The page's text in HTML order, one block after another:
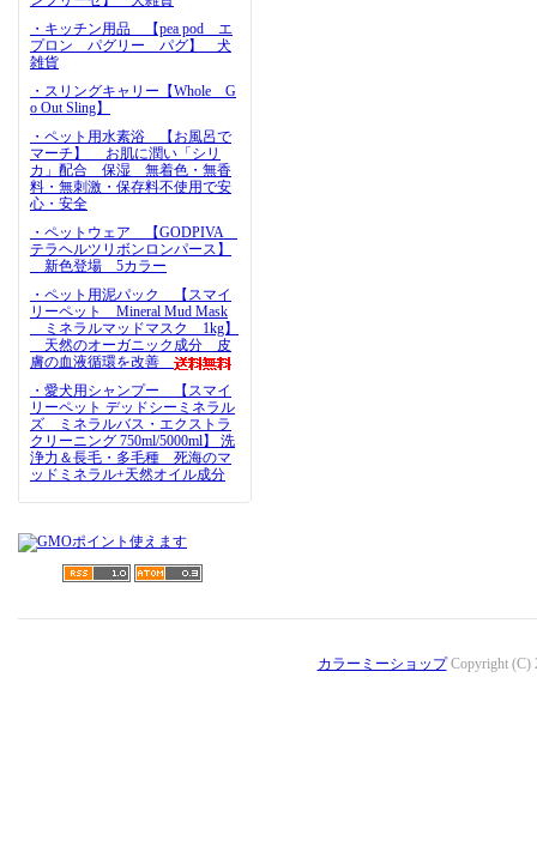
・キッチン用品 【pea pod エ
プロン パグリー パグ】 犬
雑貨
・スリングキャリー【Whole G
o Out Sling】
・ペット用水素浴 【お風呂で
マーチ】 お肌に潤い「シリ
カ」配合 保湿 無着色・無香
料・無刺激・保存料不使用で安
心・安全
・ペットウェア 【GODPIVA
テラヘルツリボンロンパース】
新色登場 5カラー
・ペット用泥パック 【スマイ
リーペット Mineral Mud Mask
ミネラルマッドマスク 1kg】
天然のオーガニック成分 皮
膚の血液循環を改善
・愛犬用シャンプー 【スマイ
リーペット デッドシーミネラル
ズ ミネラルバス・エクストラ
クリーニング 750ml/5000ml】 洗
浄力＆長毛・多毛種 死海のマ
ッドミネラル+天然オイル成分
カラーミーショップCopyright (C)